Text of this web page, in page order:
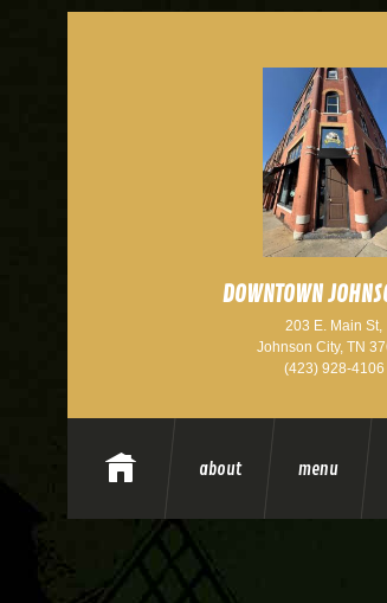
DOWNTOWN
203 E. Main St,
Johnson City, TN
(423) 928-4106
about menu